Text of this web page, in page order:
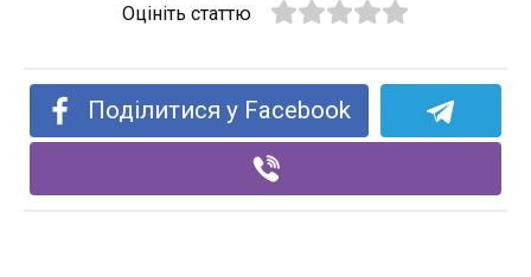
Оцініть статтю
Поділитися у Facebook